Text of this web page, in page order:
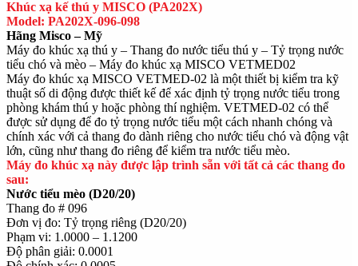
Khúc xạ kế thú y MISCO (PA202X)
Model: PA202X-096-098
Hãng Misco – Mỹ
Máy đo khúc xạ thú y – Thang đo nước tiểu thú y – Tỷ trọng nước
tiểu chó và mèo – Máy đo khúc xạ MISCO VETMED02
Máy đo khúc xạ MISCO VETMED-02 là một thiết bị kiểm tra kỹ
thuật số di động được thiết kế để xác định tỷ trọng nước tiểu trong
phòng khám thú y hoặc phòng thí nghiệm. VETMED-02 có thể
được sử dụng để đo tỷ trọng nước tiểu một cách nhanh chóng và
chính xác với cả thang đo dành riêng cho nước tiểu chó và động vật
lớn, cũng như thang đo riêng để kiểm tra nước tiểu mèo.
Máy đo khúc xạ này được lập trình sẵn với tất cả các thang đo
sau:
Nước tiểu mèo (D20/20)
Thang đo # 096
Đơn vị đo: Tỷ trọng riêng (D20/20)
Phạm vi: 1.0000 – 1.1200
Độ phân giải: 0.0001